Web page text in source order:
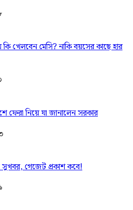
খেলবেন মেসি? নাকি বয়সের কাছে হার
ফেরা নিয়ে যা জানালেন সরকার
গেজেট প্রকাশ কবে!